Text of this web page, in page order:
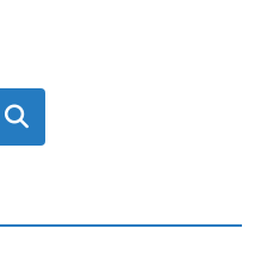
Cari